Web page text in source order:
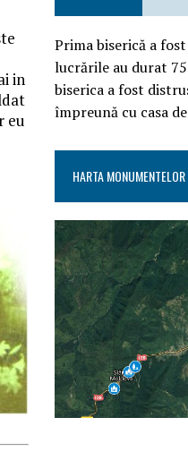
in
eu
Prima biserică a
lucrările au durat
biserica a fost
împreună cu casa
HARTA